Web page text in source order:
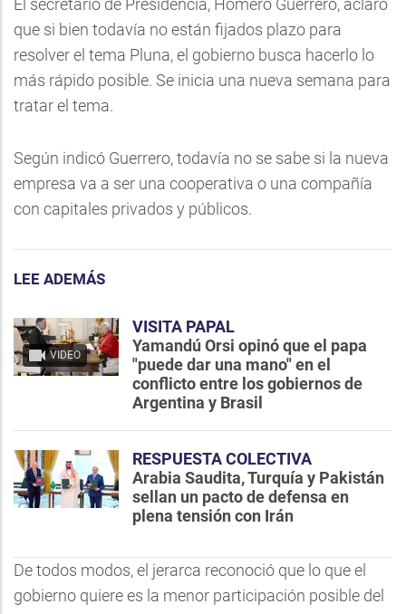
El secretario de Presidencia, Homero Guerrero, aclaró
que si bien todavía no están fijados plazo para
resolver el tema Pluna, el gobierno busca hacerlo lo
más rápido posible. Se inicia una nueva semana para
tratar el tema.
Según indicó Guerrero, todavía no se sabe si la nueva
empresa va a ser una cooperativa o una compañía
con capitales privados y públicos.
LEE ADEMÁS
VIDEO
VISITA PAPAL
Yamandú Orsi opinó que el papa
"puede dar una mano" en el
conflicto entre los gobiernos de
Argentina y Brasil
RESPUESTA COLECTIVA
Arabia Saudita, Turquía y Pakistán
sellan un pacto de defensa en
plena tensión con Irán
De todos modos, el jerarca reconoció que lo que el
gobierno quiere es la menor participación posible del